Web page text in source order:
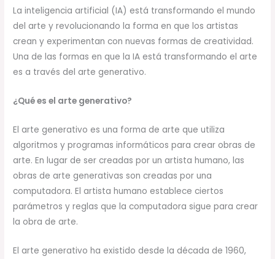
La inteligencia artificial (IA) está transformando el mundo
del arte y revolucionando la forma en que los artistas
crean y experimentan con nuevas formas de creatividad.
Una de las formas en que la IA está transformando el arte
es a través del arte generativo.
¿Qué es el arte generativo?
El arte generativo es una forma de arte que utiliza
algoritmos y programas informáticos para crear obras de
arte. En lugar de ser creadas por un artista humano, las
obras de arte generativas son creadas por una
computadora. El artista humano establece ciertos
parámetros y reglas que la computadora sigue para crear
la obra de arte.
El arte generativo ha existido desde la década de 1960,